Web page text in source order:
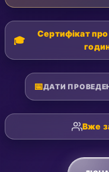
🎓
Сертифікат про
📅ДАТИ
Вже